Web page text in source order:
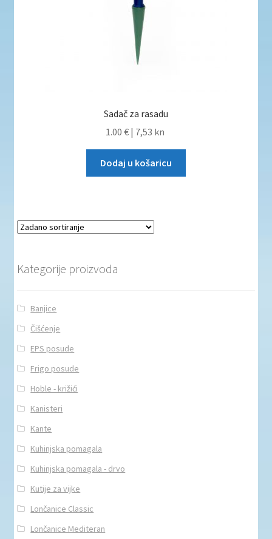
Sadač za rasadu
1.00 € | 7,53 kn
Dodaj u košaricu
Kategorije proizvoda
Banjice
Čišćenje
EPS posude
Frigo posude
Hoble - križići
Kanisteri
Kante
Kuhinjska pomagala
Kuhinjska pomagala - drvo
Kutije za vijke
Lončanice Classic
Lončanice Mediteran